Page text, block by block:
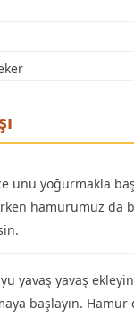
unu yoğurmakla
hamurumuz da
yavaş yavaş
başlayın. Hamur